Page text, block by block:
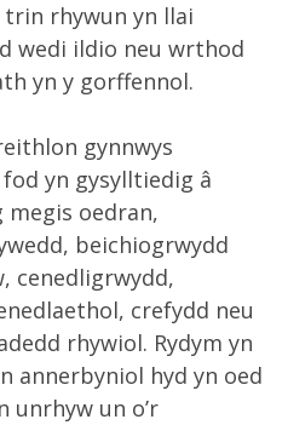
trin rhywun yn llai
wedi ildio neu wrthod
yn y gorffennol.
gynnwys
yn gysylltiedig â
megis oedran,
beichiogrwydd
cenedligrwydd,
crefydd neu
rhywiol. Rydym yn
annerbyniol hyd yn oed
unrhyw un o’r